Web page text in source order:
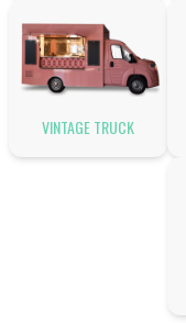
VINTAGE TRUCK